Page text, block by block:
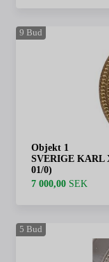
9 Bud
Objekt 1
SVERIGE KARL
01/0)
7 000,00 SEK
5 Bud